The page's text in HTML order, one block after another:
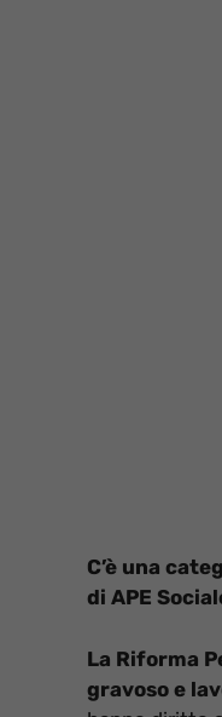
C’è una
di APE
La Riforma
gravoso e